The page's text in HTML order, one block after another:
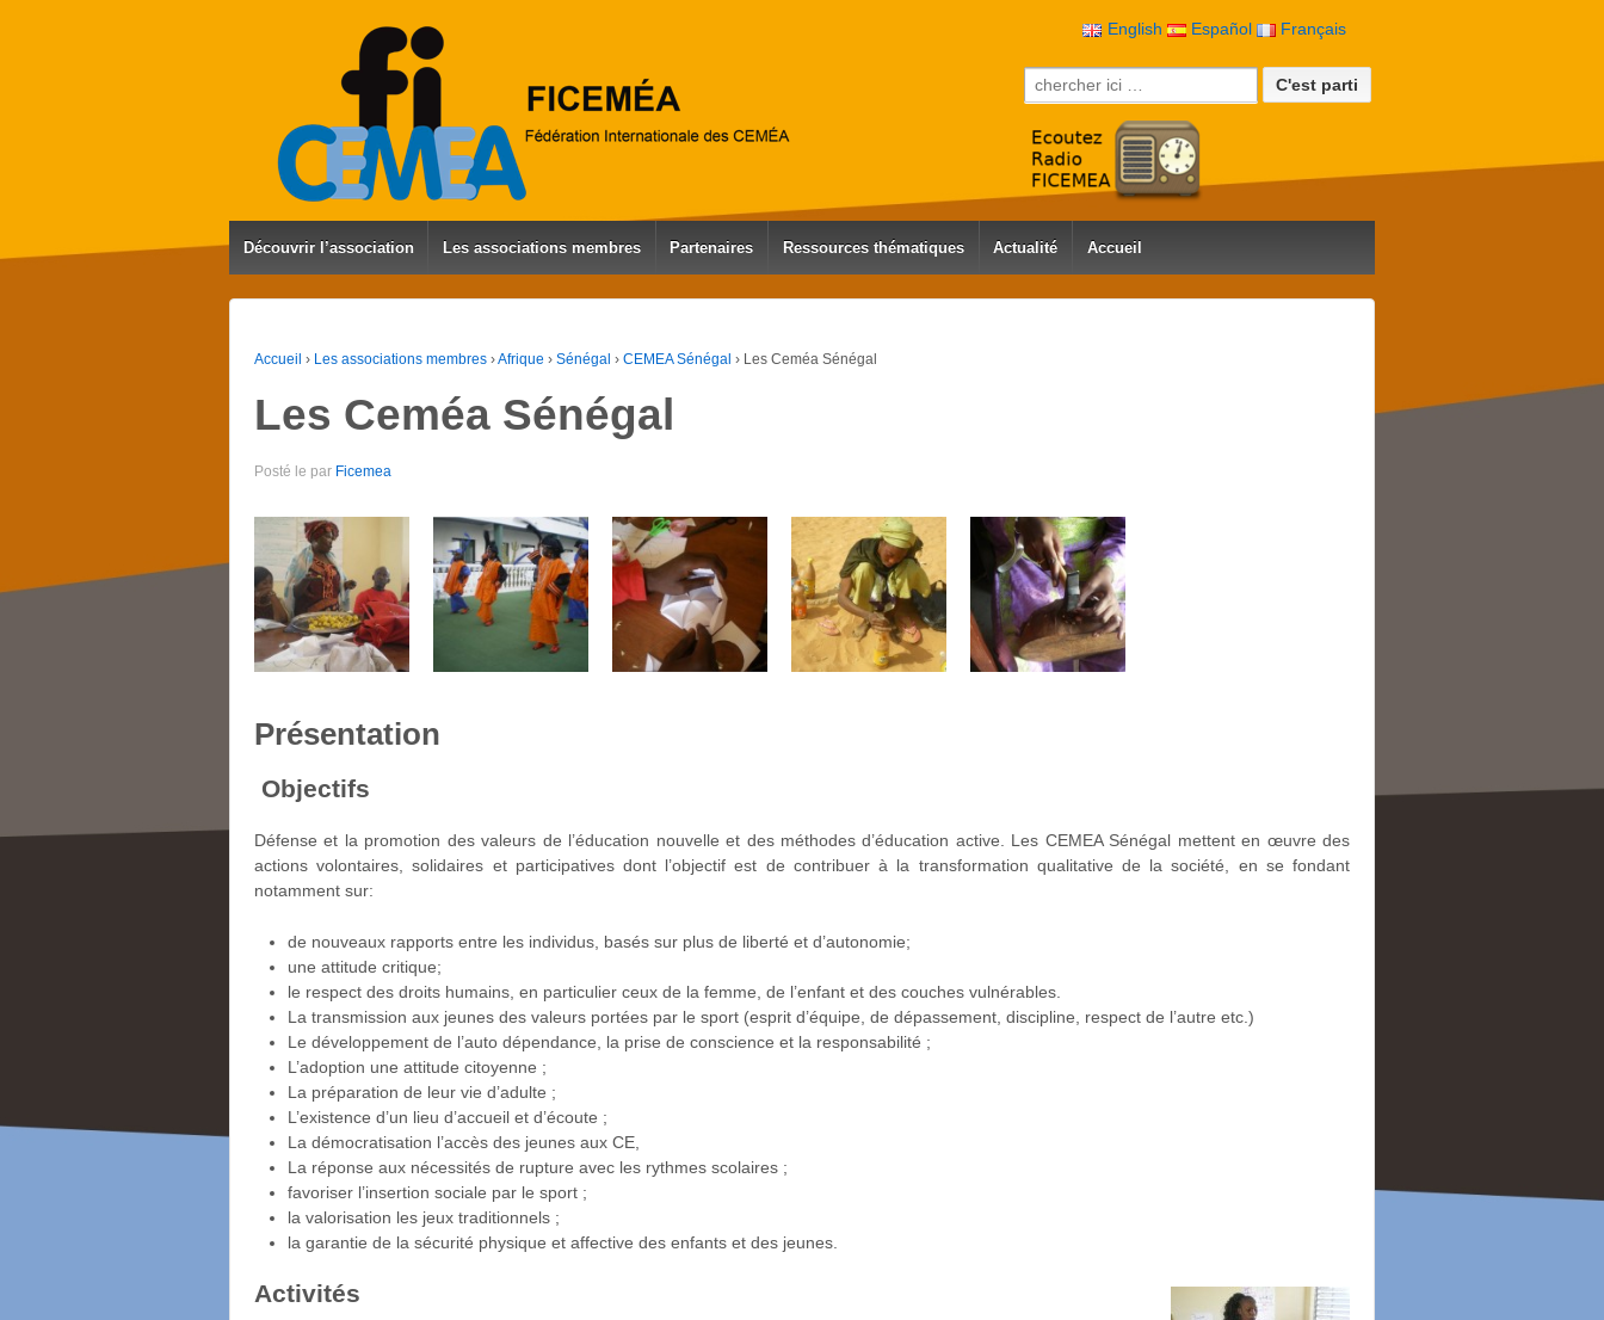
English Español Français
Recherche pour:
Découvrir l’association Les associations membres Partenaires Ressources thématiques Actualité Accueil
Accueil › Les associations membres ›Afrique › Sénégal › CEMEA Sénégal › Les Ceméa Sénégal
Les Ceméa Sénégal
Posté le par Ficemea
Présentation
Objectifs
Défense et la promotion des valeurs de l’éducation nouvelle et des méthodes d’éducation active. Les CEMEA Sénégal mettent en œuvre des
actions volontaires, solidaires et participatives dont l’objectif est de contribuer à la transformation qualitative de la société, en se fondant
notamment sur:
de nouveaux rapports entre les individus, basés sur plus de liberté et d’autonomie;
une attitude critique;
le respect des droits humains, en particulier ceux de la femme, de l’enfant et des couches vulnérables.
La transmission aux jeunes des valeurs portées par le sport (esprit d’équipe, de dépassement, discipline, respect de l’autre etc.)
Le développement de l’auto dépendance, la prise de conscience et la responsabilité ;
L’adoption une attitude citoyenne ;
La préparation de leur vie d’adulte ;
L’existence d’un lieu d’accueil et d’écoute ;
La démocratisation l’accès des jeunes aux CE,
La réponse aux nécessités de rupture avec les rythmes scolaires ;
favoriser l’insertion sociale par le sport ;
la valorisation les jeux traditionnels ;
la garantie de la sécurité physique et affective des enfants et des jeunes.
Activités